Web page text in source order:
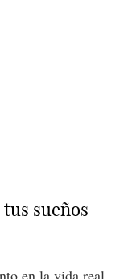
sueños
en la vida real